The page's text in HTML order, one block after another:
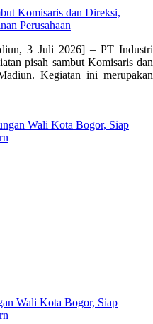
Komisaris dan Direksi,
Perusahaan
3 Juli 2026] – PT Industri
pisah sambut Komisaris dan
Kegiatan ini merupakan
Wali Kota Bogor, Siap